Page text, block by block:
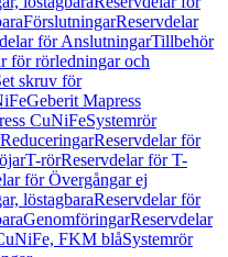
FörslutningarReservdelar
för AnslutningarTillbehör
för rörledningar och
skruv för
Geberit Mapress
CuNiFeSystemrör
ReduceringarReservdelar för
T-rörReservdelar för T-
för Övergångar ej
löstagbaraReservdelar för
GenomföringarReservdelar
FKM blåSystemrör